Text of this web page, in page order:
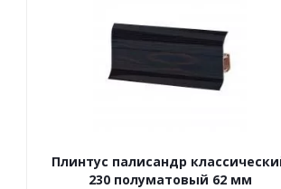
Плинтус палисандр
230 полуматовый 62 мм